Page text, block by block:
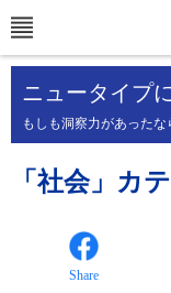
ニュータイプ
もしも洞察力があった
「社会」カ
Share